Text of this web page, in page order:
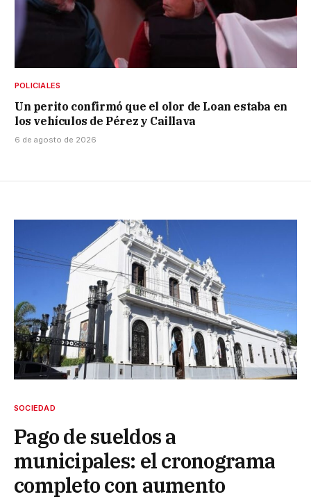
POLICIALES
Un perito confirmó que el olor de Loan estaba en
los vehículos de Pérez y Caillava
6 de agosto de 2026
SOCIEDAD
Pago de sueldos a
municipales: el cronograma
completo con aumento